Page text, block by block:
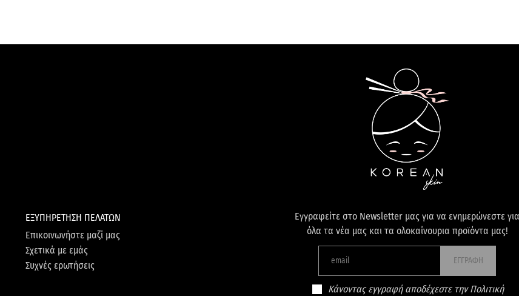
ΕΞΥΠΗΡΕΤΗΣΗ ΠΕΛΑΤΩΝ
Επικοινωνήστε μαζί μας
Σχετικά με εμάς
Συχνές ερωτήσεις
Εγγραφείτε στο Newsletter μας για να ενημερώνεστε για
όλα τα νέα μας και τα ολοκαίνουρια προϊόντα μας!
ΕΓΓΡΑΦΗ
Κάνοντας εγγραφή αποδέχεστε την Πολιτική